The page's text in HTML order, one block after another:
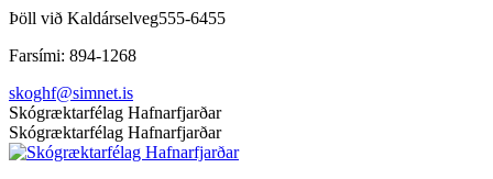
Skip
content
Þöll við Kaldárselveg555-6455
Farsími: 894-1268
skoghf@simnet.is
Facebook
page
opens
Skógræktarfélag Hafnarfjarðar
Skógræktarfélag Hafnarfjarðar